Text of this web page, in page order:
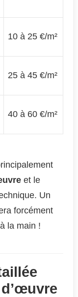
10 à 25 €/m²
25 à 45 €/m²
40 à 60 €/m²
et le
Un
forcément
la main !